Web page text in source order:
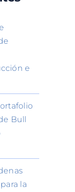
e
Bull
la